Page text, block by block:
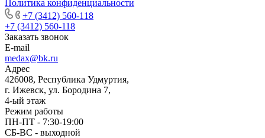
Политика конфиденциальности
+7 (3412) 560-118
+7 (3412) 560-118
Заказать звонок
E-mail
medax@bk.ru
Адрес
426008, Республика Удмуртия,
г. Ижевск, ул. Бородина 7,
4-ый этаж
Режим работы
ПН-ПТ - 7:30-19:00
СБ-ВС - выходной